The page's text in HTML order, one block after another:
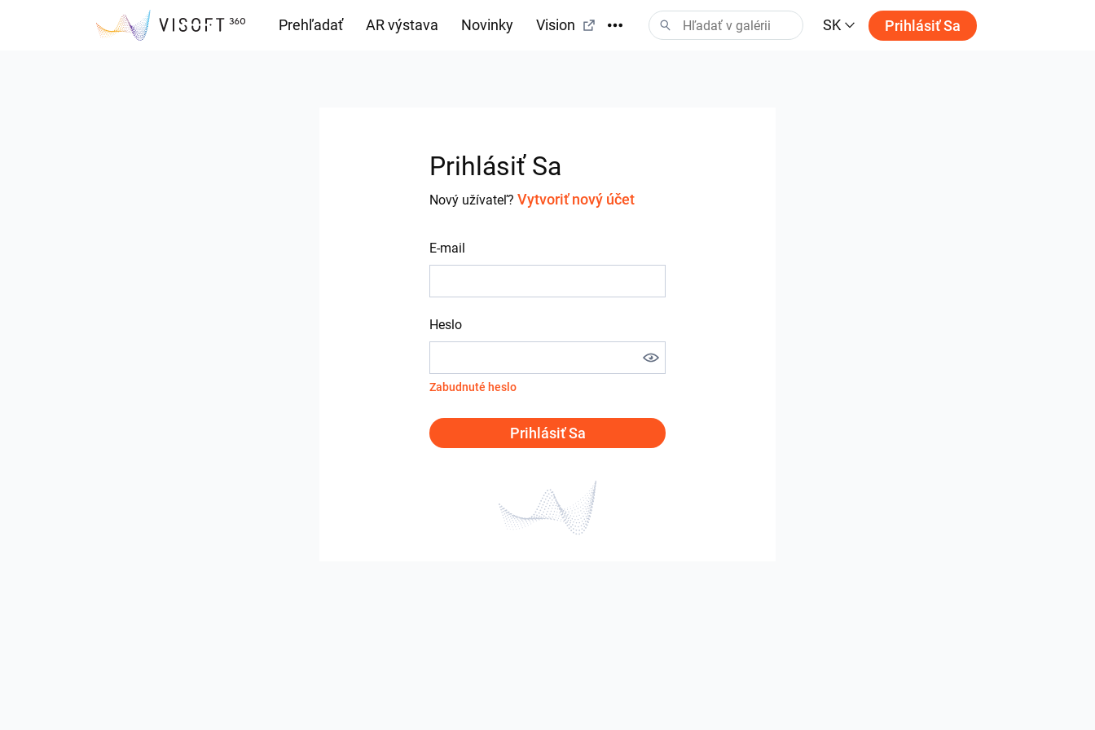
Prehľadať AR výstava Novinky Vision SK Prihlásiť Sa
Prihlásiť Sa
Nový užívateľ? Vytvoriť nový účet
E-mail
Heslo
Zabudnuté heslo
Prihlásiť Sa